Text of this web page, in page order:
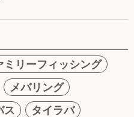
ミリーフィッシング
メバリング
ス
タイラバ